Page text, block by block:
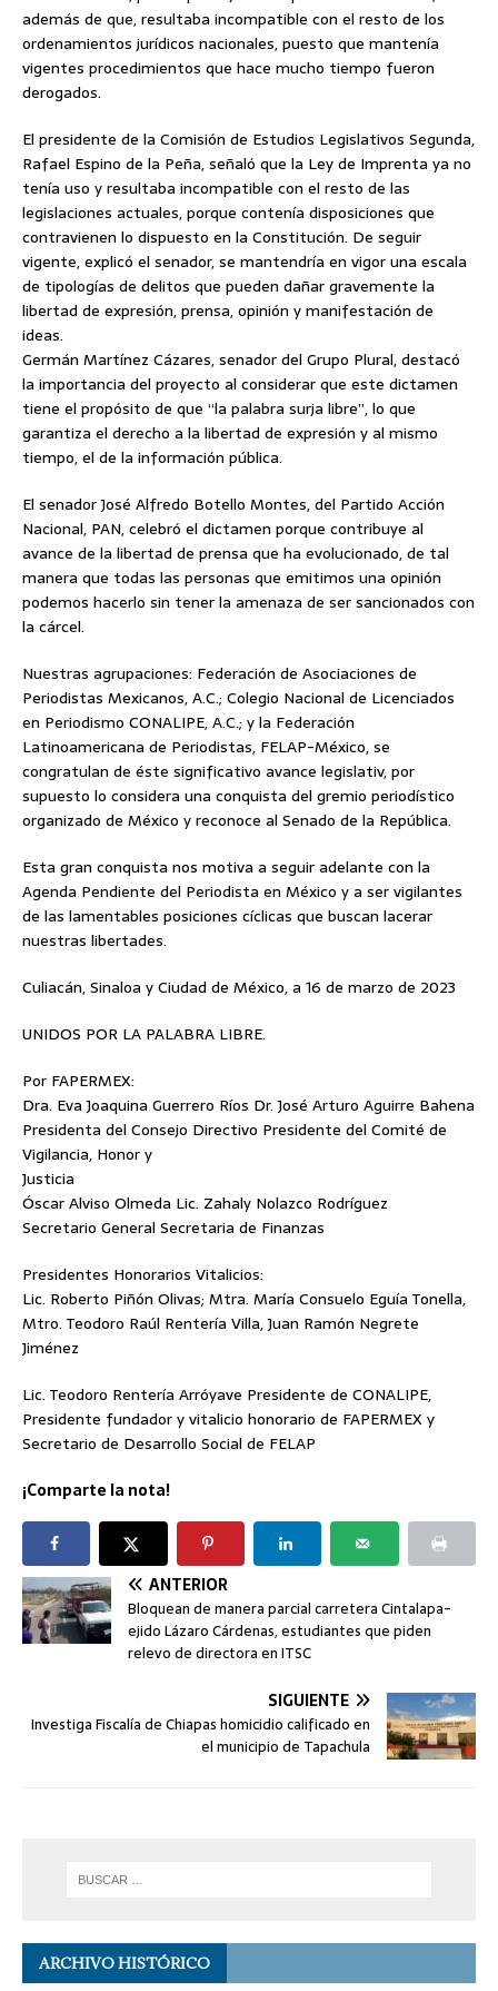
además de que, resultaba incompatible con el resto de los
ordenamientos jurídicos nacionales, puesto que mantenía
vigentes procedimientos que hace mucho tiempo fueron
derogados.
El presidente de la Comisión de Estudios Legislativos Segunda,
Rafael Espino de la Peña, señaló que la Ley de Imprenta ya no
tenía uso y resultaba incompatible con el resto de las
legislaciones actuales, porque contenía disposiciones que
contravienen lo dispuesto en la Constitución. De seguir
vigente, explicó el senador, se mantendría en vigor una escala
de tipologías de delitos que pueden dañar gravemente la
libertad de expresión, prensa, opinión y manifestación de
ideas.
Germán Martínez Cázares, senador del Grupo Plural, destacó
la importancia del proyecto al considerar que este dictamen
tiene el propósito de que “la palabra surja libre”, lo que
garantiza el derecho a la libertad de expresión y al mismo
tiempo, el de la información pública.
El senador José Alfredo Botello Montes, del Partido Acción
Nacional, PAN, celebró el dictamen porque contribuye al
avance de la libertad de prensa que ha evolucionado, de tal
manera que todas las personas que emitimos una opinión
podemos hacerlo sin tener la amenaza de ser sancionados con
la cárcel.
Nuestras agrupaciones: Federación de Asociaciones de
Periodistas Mexicanos, A.C.; Colegio Nacional de Licenciados
en Periodismo CONALIPE, A.C.; y la Federación
Latinoamericana de Periodistas, FELAP-México, se
congratulan de éste significativo avance legislativ, por
supuesto lo considera una conquista del gremio periodístico
organizado de México y reconoce al Senado de la República.
Esta gran conquista nos motiva a seguir adelante con la
Agenda Pendiente del Periodista en México y a ser vigilantes
de las lamentables posiciones cíclicas que buscan lacerar
nuestras libertades.
Culiacán, Sinaloa y Ciudad de México, a 16 de marzo de 2023
UNIDOS POR LA PALABRA LIBRE.
Por FAPERMEX:
Dra. Eva Joaquina Guerrero Ríos Dr. José Arturo Aguirre Bahena
Presidenta del Consejo Directivo Presidente del Comité de
Vigilancia, Honor y
Justicia
Óscar Alviso Olmeda Lic. Zahaly Nolazco Rodríguez
Secretario General Secretaria de Finanzas
Presidentes Honorarios Vitalicios:
Lic. Roberto Piñón Olivas; Mtra. María Consuelo Eguía Tonella,
Mtro. Teodoro Raúl Rentería Villa, Juan Ramón Negrete
Jiménez
Lic. Teodoro Rentería Arróyave Presidente de CONALIPE,
Presidente fundador y vitalicio honorario de FAPERMEX y
Secretario de Desarrollo Social de FELAP
¡Comparte la nota!
ANTERIOR
Bloquean de manera parcial carretera Cintalapa-
ejido Lázaro Cárdenas, estudiantes que piden
relevo de directora en ITSC
SIGUIENTE
Investiga Fiscalía de Chiapas homicidio calificado en
el municipio de Tapachula
ARCHIVO HISTÓRICO